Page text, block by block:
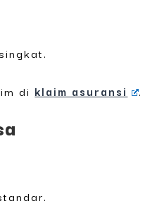
di klaim asuransi .